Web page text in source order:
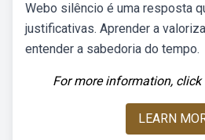
Webo silêncio é uma resposta
justificativas. Aprender a
entender a sabedoria do tempo.
For more information, click
LEARN